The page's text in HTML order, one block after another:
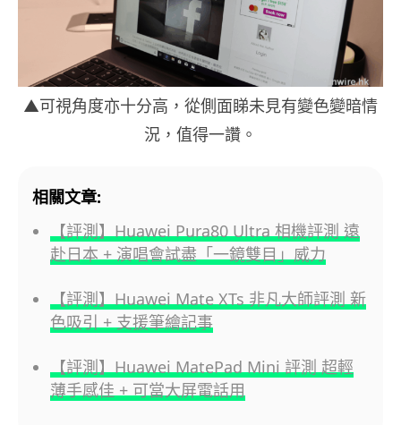
▲可視角度亦十分高，從側面睇未見有變色變暗情
況，值得一讚。
相關文章:
【評測】Huawei Pura80 Ultra 相機評測 遠
赴日本 + 演唱會試盡「一鏡雙目」威力
【評測】Huawei Mate XTs 非凡大師評測 新
色吸引 + 支援筆繪記事
【評測】Huawei MatePad Mini 評測 超輕
薄手感佳 + 可當大屏電話用